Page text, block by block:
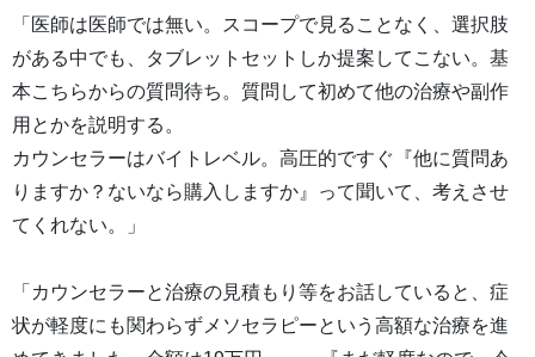
「医師は医師では無い。スコープで見ることなく、選択肢
がある中でも、タブレットセットしか提案してこない。基
本こちらからの質問待ち。質問して初めて他の治療や副作
用とかを説明する。
カウンセラーはバイトレベル。高圧的ですぐ『他に質問あ
りますか？ないなら購入しますか』って聞いて、考えさせ
てくれない。」
「カウンセラーと治療の見積もり等をお話していると、症
状が軽度にも関わらずメソセラピーという高額な治療を進